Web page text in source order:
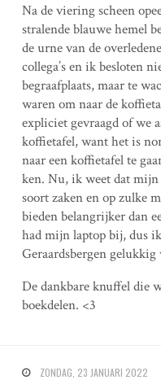
Na de viering scheen
stralende blauwe hemel
de urne van de
collega’s en ik besloten
begraafplaats, maar te
waren om naar de
expliciet gevraagd of we
koffietafel, want het is
naar een koffietafel te
ken. Nu, ik weet dat mijn
soort zaken en op zulke
bieden belangrijker dan
had mijn laptop bij, dus
Geraardsbergen
De dankbare knuffel die
boekdelen. <3
ZONDAG, 23 JANUARI 2022